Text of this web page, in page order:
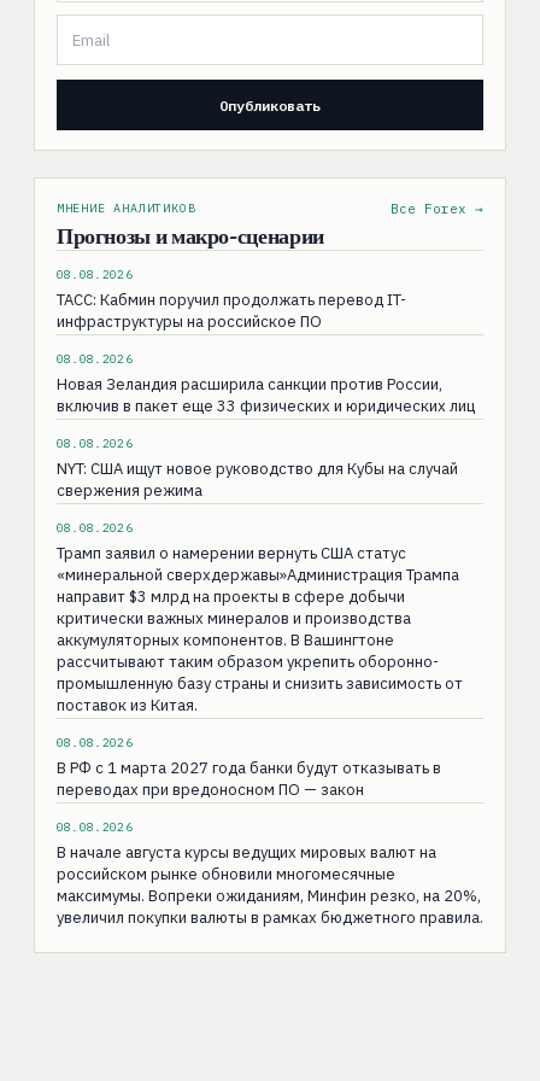
МНЕНИЕ АНАЛИТИКОВ
Прогнозы и макро-сценарии
Все Forex →
08.08.2026
ТАСС: Кабмин поручил продолжать перевод IT-
инфраструктуры на российское ПО
08.08.2026
Новая Зеландия расширила санкции против России,
включив в пакет еще 33 физических и юридических лиц
08.08.2026
NYT: США ищут новое руководство для Кубы на случай
свержения режима
08.08.2026
Трамп заявил о намерении вернуть США статус
«минеральной сверхдержавы»Администрация Трампа
направит $3 млрд на проекты в сфере добычи
критически важных минералов и производства
аккумуляторных компонентов. В Вашингтоне
рассчитывают таким образом укрепить оборонно-
промышленную базу страны и снизить зависимость от
поставок из Китая.
08.08.2026
В РФ с 1 марта 2027 года банки будут отказывать в
переводах при вредоносном ПО — закон
08.08.2026
В начале августа курсы ведущих мировых валют на
российском рынке обновили многомесячные
максимумы. Вопреки ожиданиям, Минфин резко, на 20%,
увеличил покупки валюты в рамках бюджетного правила.